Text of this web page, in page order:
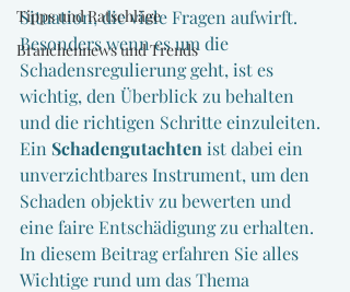
Tipps und Ratschläge
Branchennews und Trends
Situation, die viele Fragen aufwirft.
Besonders wenn es um die
Schadensregulierung geht, ist es
wichtig, den Überblick zu behalten
und die richtigen Schritte einzuleiten.
Ein Schadengutachten ist dabei ein
unverzichtbares Instrument, um den
Schaden objektiv zu bewerten und
eine faire Entschädigung zu erhalten.
In diesem Beitrag erfahren Sie alles
Wichtige rund um das Thema